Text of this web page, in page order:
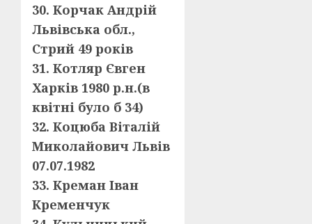
30. Корчак Андрій
Львівська обл.,
Стрий 49 років
31. Котляр Євген
Харків 1980 р.н.(в
квітні було б 34)
32. Коцюба Віталій
Миколайович Львів
07.07.1982
33. Креман Іван
Кременчук